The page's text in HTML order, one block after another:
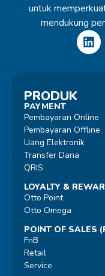
untuk
mendukung
PRODUK
PAYMENT
Pembayaran Online
Pembayaran Offline
Uang Elektronik
Transfer Dana
QRIS
LOYALTY &
Otto Point
Otto Omega
POINT OF SALES
FnB
Retail
Service